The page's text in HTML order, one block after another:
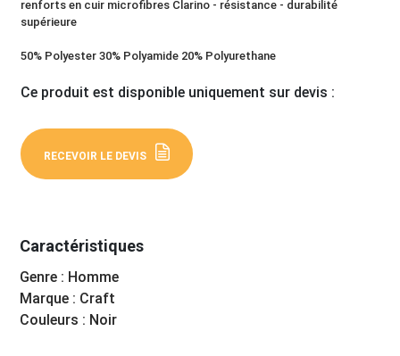
renforts en cuir microfibres Clarino - résistance - durabilité
supérieure
50% Polyester 30% Polyamide 20% Polyurethane
Ce produit est disponible uniquement sur devis :
RECEVOIR LE DEVIS
Caractéristiques
Genre : Homme
Marque : Craft
Couleurs : Noir